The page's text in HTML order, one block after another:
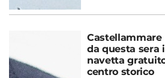
Castellammare
da questa sera
navetta
centro storico